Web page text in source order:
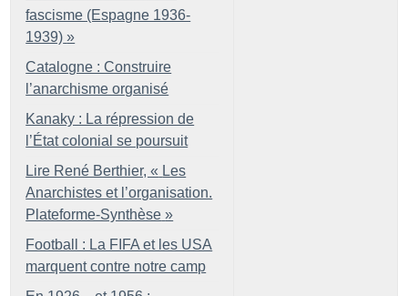
fascisme (Espagne 1936-
1939) »
Catalogne : Construire
l’anarchisme organisé
Kanaky : La répression de
l’État colonial se poursuit
Lire René Berthier, « Les
Anarchistes et l’organisation.
Plateforme-Synthèse »
Football : La FIFA et les USA
marquent contre notre camp